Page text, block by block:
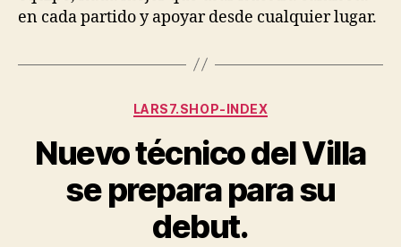
en cada partido y apoyar desde cualquier lugar.
Categorías
LARS7.SHOP-INDEX
Nuevo técnico del Villa
se prepara para su
debut.